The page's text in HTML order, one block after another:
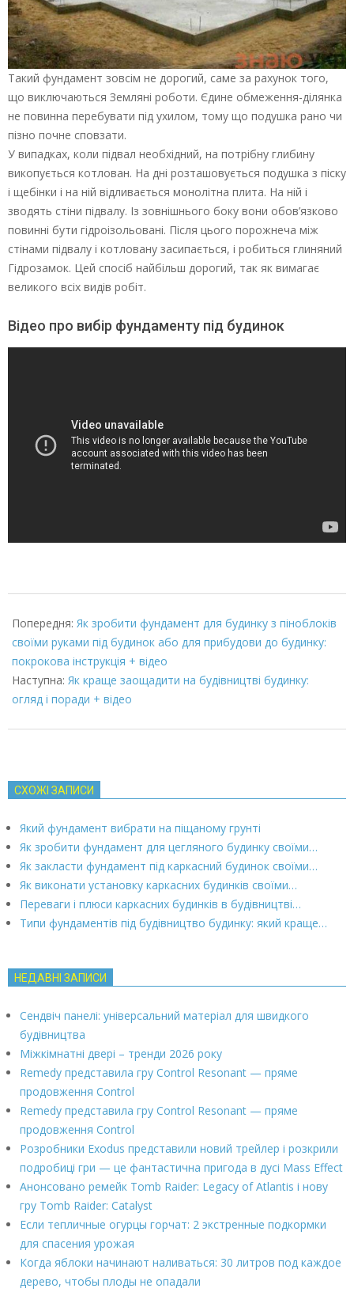
Такий фундамент зовсім не дорогий, саме за рахунок того,
що виключаються Земляні роботи. Єдине обмеження-ділянка
не повинна перебувати під ухилом, тому що подушка рано чи
пізно почне сповзати.
У випадках, коли підвал необхідний, на потрібну глибину
викопується котлован. На дні розташовується подушка з піску
і щебінки і на ній відливається монолітна плита. На ній і
зводять стіни підвалу. Із зовнішнього боку вони обов’язково
повинні бути гідроізольовані. Після цього порожнеча між
стінами підвалу і котловану засипається, і робиться глиняний
Гідрозамок. Цей спосіб найбільш дорогий, так як вимагає
великого всіх видів робіт.
Відео про вибір фундаменту під будинок
02-
03
Попередня: Як зробити фундамент для будинку з піноблоків
своїми руками під будинок або для прибудови до будинку:
покрокова інструкція + відео
Наступна: Як краще заощадити на будівництві будинку:
огляд і поради + відео
СХОЖІ ЗАПИСИ
Який фундамент вибрати на піщаному грунті
Як зробити фундамент для цегляного будинку своїми…
Як закласти фундамент під каркасний будинок своїми…
Як виконати установку каркасних будинків своїми…
Переваги і плюси каркасних будинків в будівництві…
Типи фундаментів під будівництво будинку: який краще…
НЕДАВНІ ЗАПИСИ
Сендвіч панелі: універсальний матеріал для швидкого
будівництва
Міжкімнатні двері – тренди 2026 року
Remedy представила гру Control Resonant — пряме
продовження Control
Remedy представила гру Control Resonant — пряме
продовження Control
Розробники Exodus представили новий трейлер і розкрили
подробиці гри — це фантастична пригода в дусі Mass Effect
Анонсовано ремейк Tomb Raider: Legacy of Atlantis і нову
гру Tomb Raider: Catalyst
Если тепличные огурцы горчат: 2 экстренные подкормки
для спасения урожая
Когда яблоки начинают наливаться: 30 литров под каждое
дерево, чтобы плоды не опадали